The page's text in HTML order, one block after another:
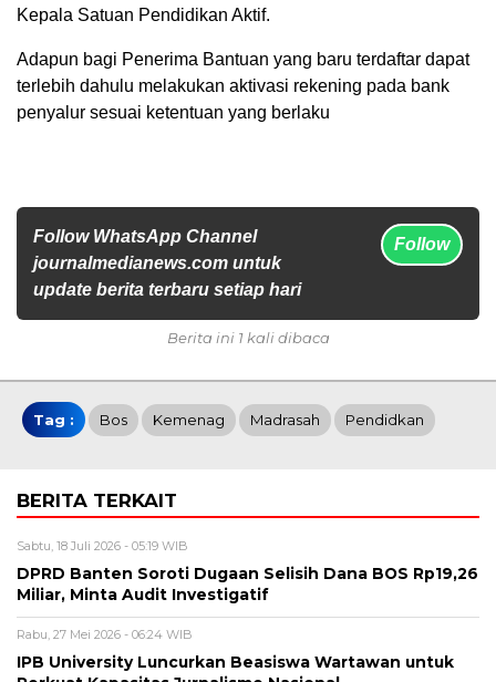
Kepala Satuan Pendidikan Aktif.
Adapun bagi Penerima Bantuan yang baru terdaftar dapat
terlebih dahulu melakukan aktivasi rekening pada bank
penyalur sesuai ketentuan yang berlaku
Follow WhatsApp Channel
journalmedianews.com untuk
update berita terbaru setiap hari
Follow
Berita ini 1 kali dibaca
Tag : Bos Kemenag Madrasah Pendidkan
BERITA TERKAIT
Sabtu, 18 Juli 2026 - 05:19 WIB
DPRD Banten Soroti Dugaan Selisih Dana BOS Rp19,26
Miliar, Minta Audit Investigatif
Rabu, 27 Mei 2026 - 06:24 WIB
IPB University Luncurkan Beasiswa Wartawan untuk